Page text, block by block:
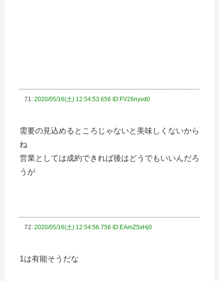
71: 2020/05/16(土) 12:54:53.656 ID:FV26nyvd0
需要の見込めるところじゃないと美味しくないから
ね
営業としては成約できれば後はどうでもいいんだろ
うが
72: 2020/05/16(土) 12:54:56.756 ID:EAmZSxHj0
1は有能そうだな